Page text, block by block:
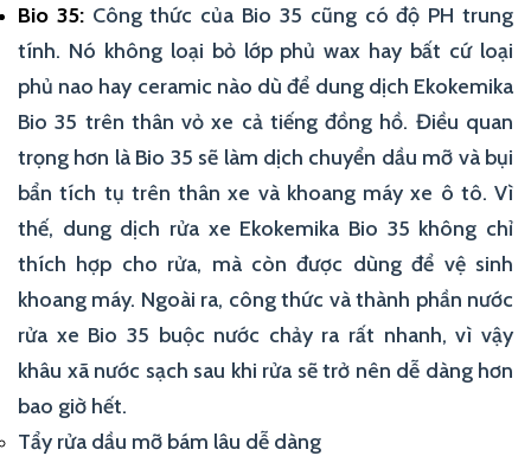
Bio 35: Công thức của Bio 35 cũng có độ PH trung
tính. Nó không loại bỏ lớp phủ wax hay bất cứ loại
phủ nao hay ceramic nào dù để dung dịch Ekokemika
Bio 35 trên thân vỏ xe cả tiếng đồng hồ. Điều quan
trọng hơn là Bio 35 sẽ làm dịch chuyển dầu mỡ và bụi
bẩn tích tụ trên thân xe và khoang máy xe ô tô. Vì
thế, dung dịch rửa xe Ekokemika Bio 35 không chỉ
thích hợp cho rửa, mà còn được dùng để vệ sinh
khoang máy. Ngoài ra, công thức và thành phần nước
rửa xe Bio 35 buộc nước chảy ra rất nhanh, vì vậy
khâu xã nước sạch sau khi rửa sẽ trở nên dễ dàng hơn
bao giờ hết.
Tẩy rửa dầu mỡ bám lâu dễ dàng